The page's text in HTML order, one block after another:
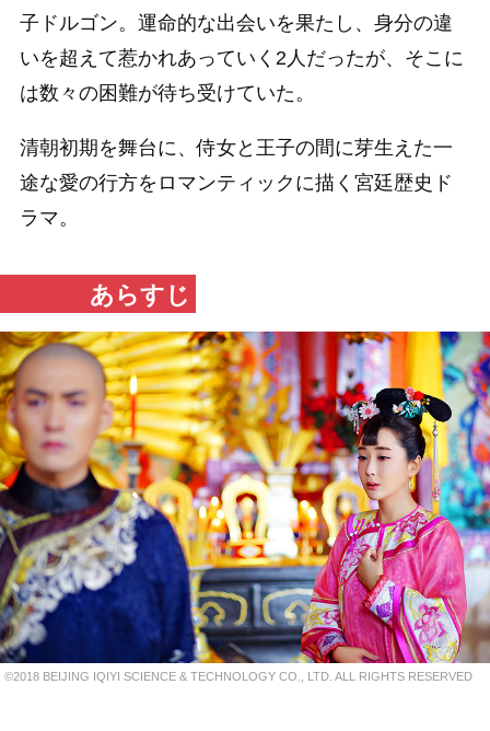
子ドルゴン。運命的な出会いを果たし、身分の違
いを超えて惹かれあっていく2人だったが、そこに
は数々の困難が待ち受けていた。
清朝初期を舞台に、侍女と王子の間に芽生えた一
途な愛の行方をロマンティックに描く宮廷歴史ド
ラマ。
あらすじ
©2018 BEIJING IQIYI SCIENCE & TECHNOLOGY CO., LTD. ALL RIGHTS RESERVED